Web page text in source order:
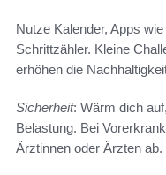
Nutze Kalender, Apps
Schrittzähler. Kleine
erhöhen die
Sicherheit: Wärm dich
Belastung. Bei
Ärztinnen oder Ärzten ab.